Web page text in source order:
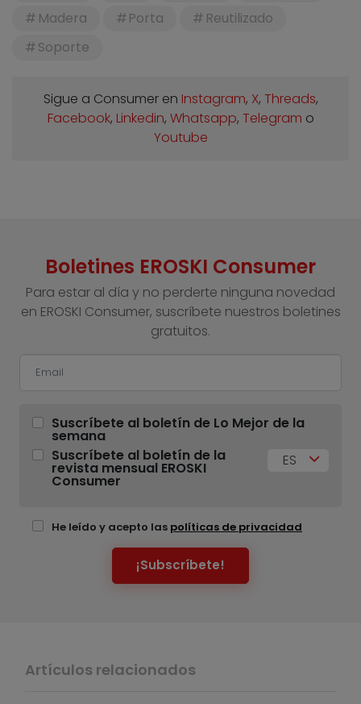
Madera
Porta
Reutilizado
Soporte
Sigue a Consumer en Instagram, X, Threads,
Facebook, Linkedin, Whatsapp, Telegram o
Youtube
Boletines EROSKI Consumer
Para estar al día y no perderte ninguna novedad
en EROSKI Consumer, suscríbete nuestros boletines
gratuitos.
Suscríbete al boletín de Lo Mejor de la
semana
Suscríbete al boletín de la
revista mensual EROSKI
Consumer
ES
He leído y acepto las políticas de privacidad
¡Subscríbete!
Artículos relacionados